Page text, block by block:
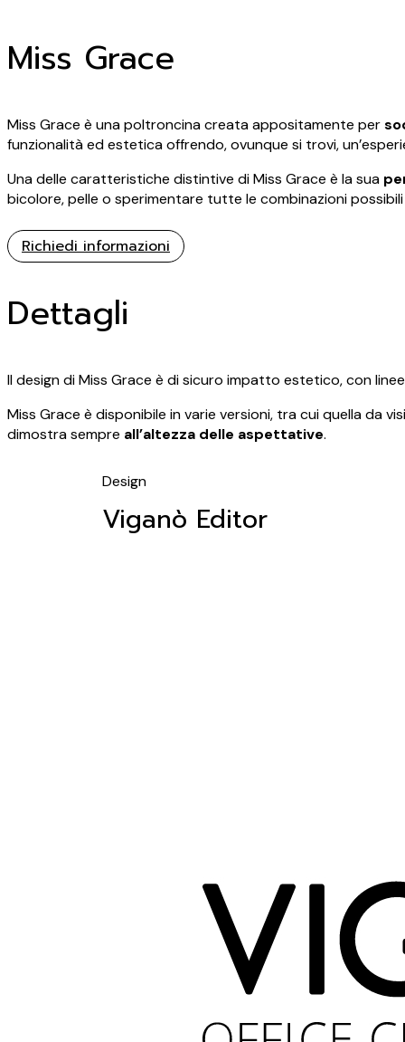
Miss Grace
Miss Grace è una poltroncina creata appositamente per
funzionalità ed estetica offrendo, ovunque si trovi,
Una delle caratteristiche distintive di Miss Grace è la sua
bicolore, pelle o sperimentare tutte le combinazioni
Richiedi informazioni
Dettagli
Il design di Miss Grace è di sicuro impatto estetico, con
Miss Grace è disponibile in varie versioni, tra cui quella da
dimostra sempre all’altezza delle aspettative.
Design
Viganò Editor